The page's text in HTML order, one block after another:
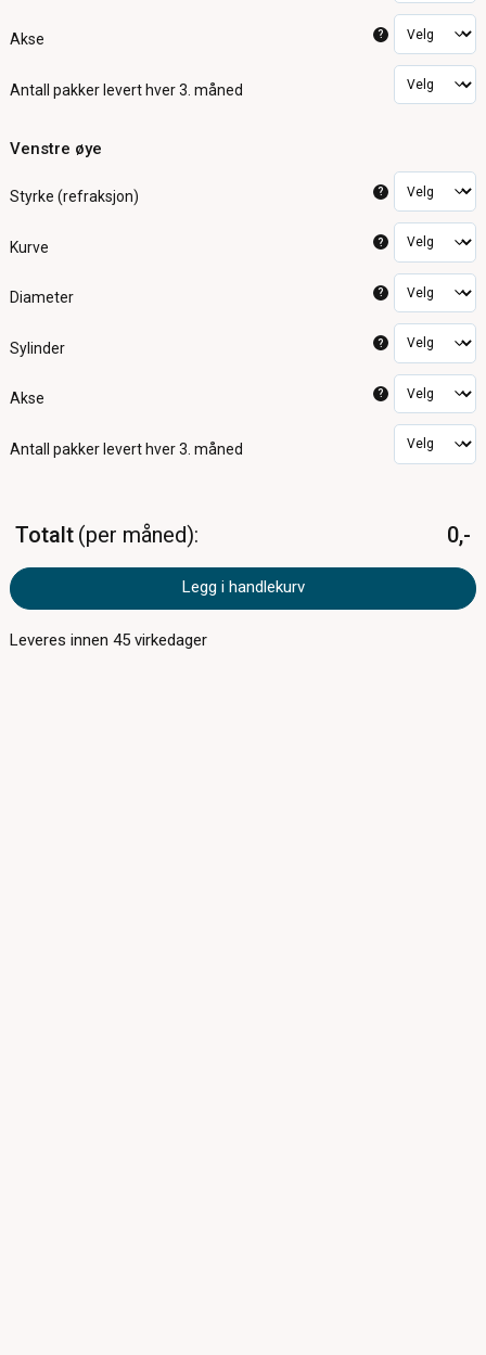
Akse ?
Antall pakker levert hver 3. måned
Venstre øye
Styrke (refraksjon) ?
Kurve ?
Diameter ?
Sylinder ?
Akse ?
Antall pakker levert hver 3. måned
Totalt per måned 0,-
Legg i handlekurv
Leveres innen45 virkedager